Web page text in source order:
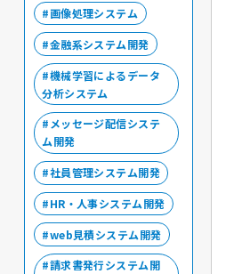
画像処理システム
金融系システム開発
機械学習によるデータ
分析システム
メッセージ配信システ
ム開発
社員管理システム開発
HR・人事システム開発
web見積システム開発
請求書発行システム開